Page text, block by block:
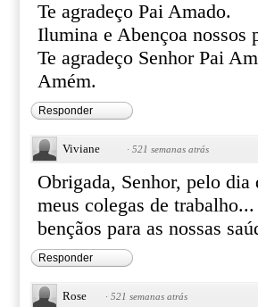
Te agradeço Pai Amado.
Ilumina e Abençoa nossos
Te agradeço Senhor Pai
Amém.
Responder
Viviane · 521 semanas atrás
Obrigada, Senhor, pelo
meus colegas de
bençãos para as nossas
Responder
Rose · 521 semanas atrás